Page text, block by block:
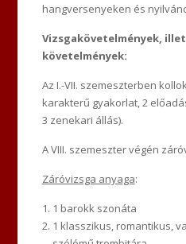
hangversenyeken és
Vizsgakövetelmények,
követelmények:
Az I.-VII. szemeszterben
karakterű gyakorlat, 2
3 zenekari állás).
A VIII. szemeszter végén
Záróvizsga anyaga:
1 barokk szonáta
1 klasszikus, romantikus,